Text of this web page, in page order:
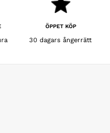
ÖPPET KÖP
30 dagars ångerrätt